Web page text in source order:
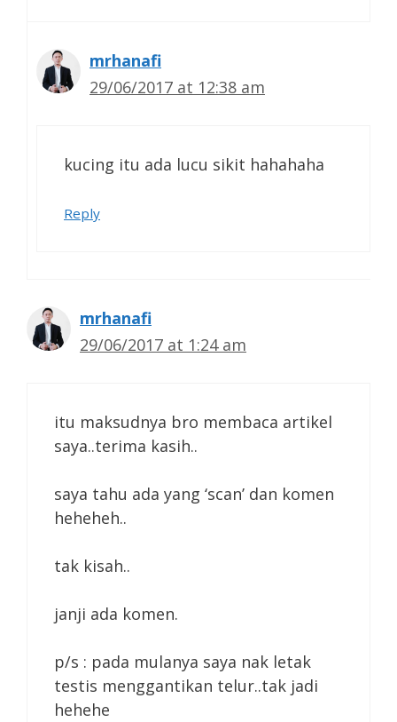
mrhanafi
29/06/2017 at 12:38 am
kucing itu ada lucu sikit hahahaha
Reply
mrhanafi
29/06/2017 at 1:24 am
itu maksudnya bro membaca artikel
saya..terima kasih..
saya tahu ada yang ‘scan’ dan komen
heheheh..
tak kisah..
janji ada komen.
p/s : pada mulanya saya nak letak
testis menggantikan telur..tak jadi
hehehe